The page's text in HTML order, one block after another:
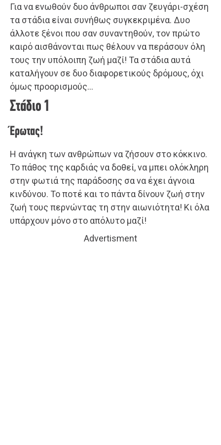
Για να ενωθούν δυο άνθρωποι σαν ζευγάρι-σχέση
τα στάδια είναι συνήθως συγκεκριμένα. Δυο
άλλοτε ξένοι που σαν συναντηθούν, τον πρώτο
καιρό αισθάνονται πως θέλουν να περάσουν όλη
τους την υπόλοιπη ζωή μαζί! Τα στάδια αυτά
καταλήγουν σε δυο διαφορετικούς δρόμους, όχι
όμως προορισμούς…
Στάδιο 1
Έρωτας!
Η ανάγκη των ανθρώπων να ζήσουν στο κόκκινο.
Το πάθος της καρδιάς να δοθεί, να μπει ολόκληρη
στην φωτιά της παράδοσης σα να έχει άγνοια
κινδύνου. Το ποτέ και το πάντα δίνουν ζωή στην
ζωή τους περνώντας τη στην αιωνιότητα! Κι όλα
υπάρχουν μόνο στο απόλυτο μαζί!
Advertisment